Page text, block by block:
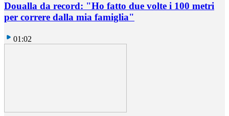
Doualla da record: "Ho fatto due volte i 100 metri
per correre dalla mia famiglia"
01:02